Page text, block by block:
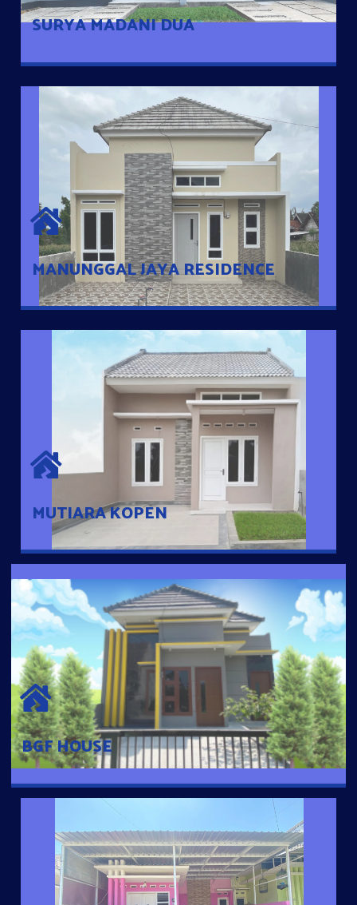
SURYA MADANI DUA
MANUNGGAL JAYA RESIDENCE
MANUNGGAL JAYA RESIDENCE
Cluster Exclusive dengan one Gate System, terdapat taman
mini dan memiliki jarak 200m dari jalan nasional serta dekat
dengan pusat kota
MUTIARA KOPEN
MUTIARA KOPEN
Hunian nyaman dengan suasana pedesaan. 10 menit dari pusat
kota, 2 menit dari Ring Road
BGF HOUSE
BGF HOUSE
Hunian Mewah Pusat Kota dengan fasilitas Free Desain, Dapur,
Parkir Mobil dengan 3 Kamar Tidur dan 2 Kamar Mandi.
GRIYA ASRI BOGORAN